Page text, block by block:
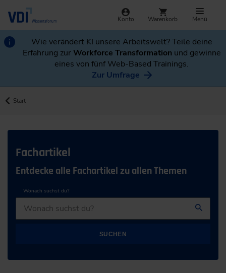
Konto Warenkorb Menü
Wie verändert KI unsere Arbeitswelt? Teile deine
Erfahrung zurWorkforce Transformation und gewinne
eines von fünf Web-Based Trainings.
Zur Umfrage
Start
Fachartikel
Entdecke alle Fachartikel zu allen Themen
Wonach suchst du?
SUCHEN